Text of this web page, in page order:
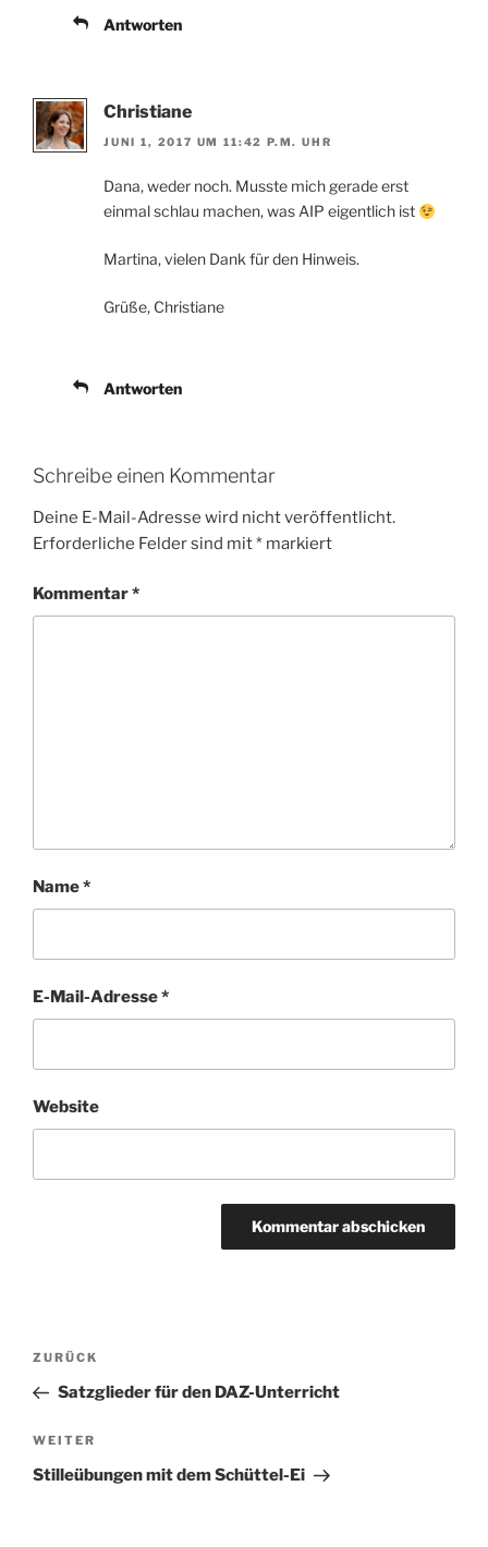
Antworten
Christiane
JUNI 1, 2017 UM 11:42 P.M. UHR
Dana, weder noch. Musste mich gerade erst
einmal schlau machen, was AIP eigentlich ist
Martina, vielen Dank für den Hinweis.
Grüße, Christiane
Antworten
Schreibe einen Kommentar
Deine E-Mail-Adresse wird nicht veröffentlicht.
Erforderliche Felder sind mit* markiert
Kommentar*
Name*
E-Mail-Adresse*
Website
Beitragsnavigation
Vorheriger
Beitrag
ZURÜCK
Satzglieder für den DAZ-Unterricht
Nächster
Beitrag
WEITER
Stilleübungen mit dem Schüttel-Ei